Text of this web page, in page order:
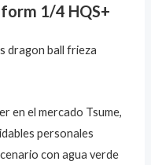
1/4 HQS+
en el mercado Tsume,
personales
con agua verde